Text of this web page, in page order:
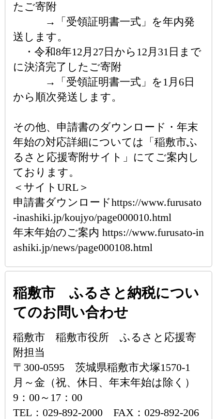
たご寄附
→「受領証明書一式」を年内発
送します。
・令和8年12月27日から12月31日まで
に決済完了したご寄附
→「受領証明書一式」を1月6日
から順次発送します。
その他、申請書のダウンロード・年末
年始の対応詳細については「稲敷市ふ
るさと応援寄附サイト」にてご案内し
ております。
＜サイトURL＞
申請書ダウンロードhttps://www.furusato
-inashiki.jp/koujyo/page000010.html
年末年始のご案内 https://www.furusato-in
ashiki.jp/news/page000108.html
稲敷市 ふるさと納税につい
てのお問い合わせ
稲敷市 稲敷市役所 ふるさと応援寄
附担当
〒300-0595 茨城県稲敷市犬塚1570-1
月～金（祝、休日、年末年始は除く）
9：00～17：00
TEL：029-892-2000 FAX：029-892-206